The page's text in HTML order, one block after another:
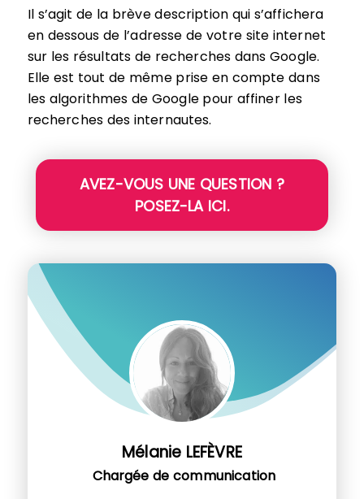
Il s’agit de la brève description qui s’affichera
en dessous de l’adresse de votre site internet
sur les résultats de recherches dans Google.
Elle est tout de même prise en compte dans
les algorithmes de Google pour affiner les
recherches des internautes.
AVEZ-VOUS UNE QUESTION ?
POSEZ-LA ICI.
Mélanie LEFÈVRE
Chargée de communication